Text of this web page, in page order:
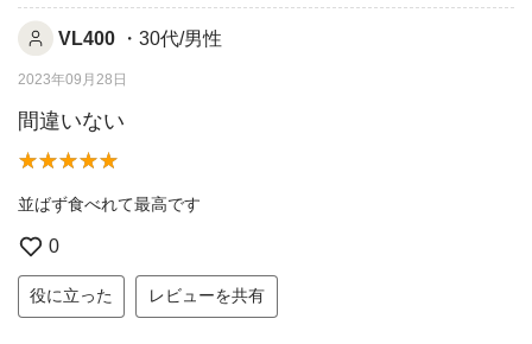
VL400 ・30代/男性
2023年09月28日
間違いない
並ばず食べれて最高です
0
役に立った レビューを共有